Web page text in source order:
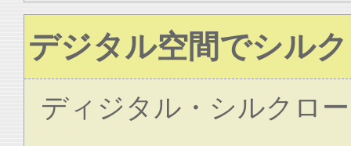
デジタル空間でシル
ディジタル・シルクロ